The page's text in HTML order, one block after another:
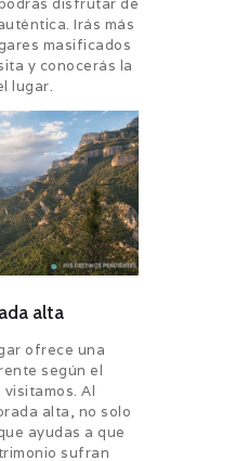
disfrutar de
Irás más
masificados
y conocerás la
lugar.
alta
ofrece una
según el
Al
alta, no solo
ayudas a que
sufran